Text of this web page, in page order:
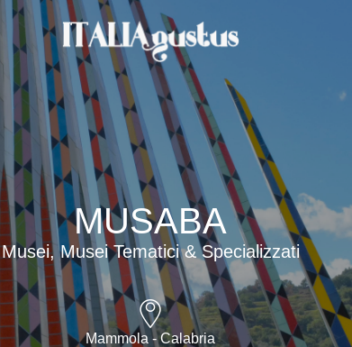
MUSABA
Musei, Musei Tematici & Specializzati
Mammola - Calabria